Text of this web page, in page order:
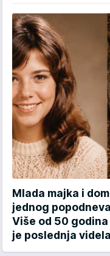
Mlada majka i
jednog
Više od 50
je poslednja